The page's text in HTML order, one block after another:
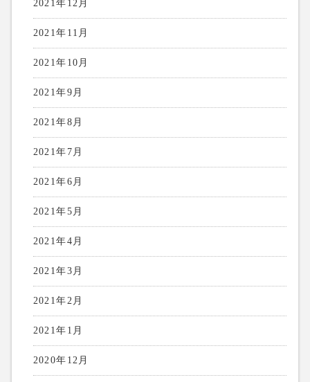
2021年12月
2021年11月
2021年10月
2021年9月
2021年8月
2021年7月
2021年6月
2021年5月
2021年4月
2021年3月
2021年2月
2021年1月
2020年12月